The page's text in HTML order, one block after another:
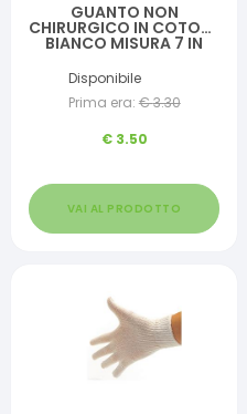
GUANTO NON
CHIRURGICO IN COTONE
BIANCO MISURA 7 IN
Disponibile
Prima era: €3.30
€ 3.50
VAI AL PRODOTTO